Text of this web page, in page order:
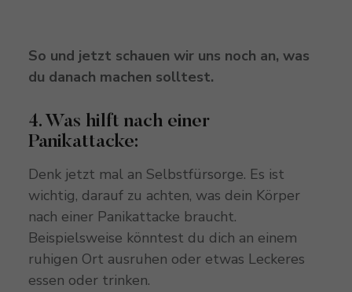
So und jetzt schauen wir uns noch an, was
du danach machen solltest.
4. Was hilft nach einer
Panikattacke:
Denk jetzt mal an Selbstfürsorge. Es ist
wichtig, darauf zu achten, was dein Körper
nach einer Panikattacke braucht.
Beispielsweise könntest du dich an einem
ruhigen Ort ausruhen oder etwas Leckeres
essen oder trinken.